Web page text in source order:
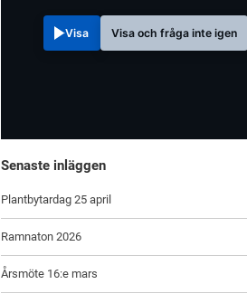
Visa Visa och fråga inte igen
Senaste inläggen
Plantbytardag 25 april
Ramnaton 2026
Årsmöte 16:e mars